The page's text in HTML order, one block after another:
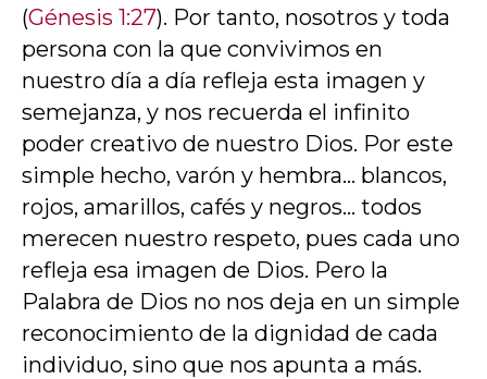
(Génesis 1:27). Por tanto, nosotros y toda
persona con la que convivimos en
nuestro día a día refleja esta imagen y
semejanza, y nos recuerda el infinito
poder creativo de nuestro Dios. Por este
simple hecho, varón y hembra… blancos,
rojos, amarillos, cafés y negros… todos
merecen nuestro respeto, pues cada uno
refleja esa imagen de Dios. Pero la
Palabra de Dios no nos deja en un simple
reconocimiento de la dignidad de cada
individuo, sino que nos apunta a más.